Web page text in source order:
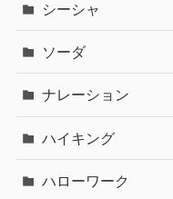
シーシャ
ソーダ
ナレーション
ハイキング
ハローワーク